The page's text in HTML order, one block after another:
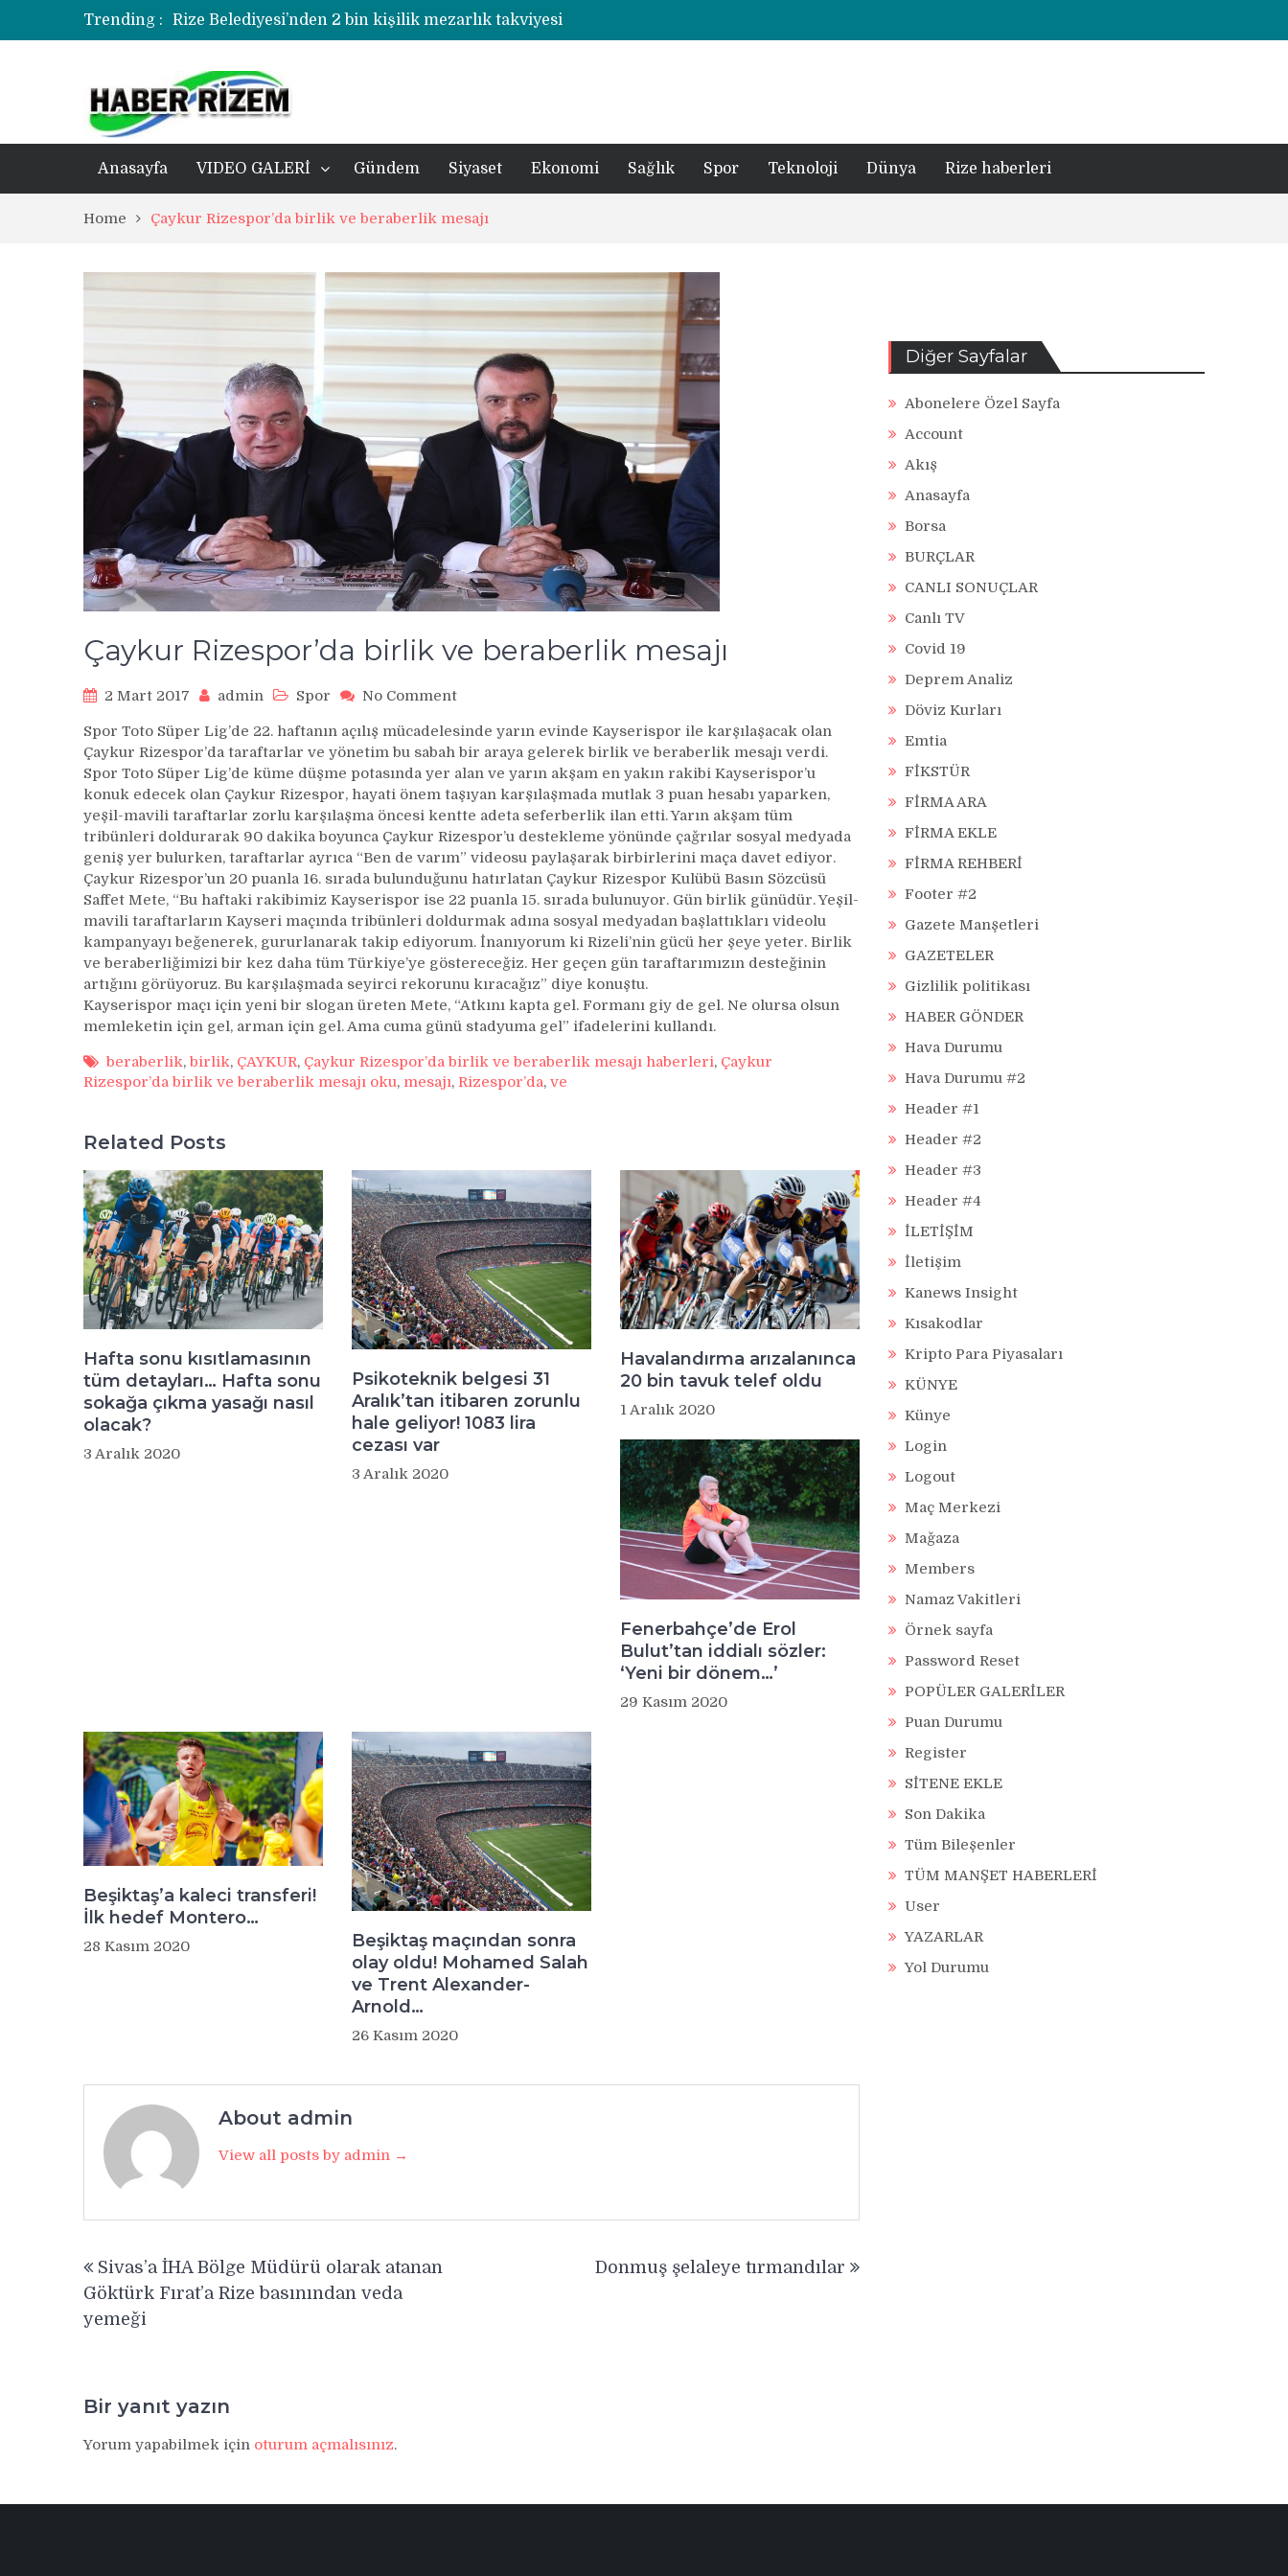
Trending :
Rize Belediyesi’nden 2 bin kişilik mezarlık takviyesi
Rize’de otizmli öğrencilerin eğitim gördüğü ahşap hobi atölyesine çarpan araç hasara neden oldu
Üzerine kale direği düşen minik futbolcu yiğit böyle uğurlandı
Rize’de uyuşturucu operasyonunda 1 şüpheli tutuklandı
Anasayfa VIDEO GALERİ Gündem Siyaset Ekonomi Sağlık Spor Teknoloji Dünya Rize haberleri
Home Çaykur Rizespor’da birlik ve beraberlik mesajı
Çaykur Rizespor’da birlik ve beraberlik mesajı
2 Mart 2017 admin Spor No Commenton
Rizespor’da
birlik
ve
beraberlik
mesajı
Spor Toto Süper Lig’de 22. haftanın açılış mücadelesinde yarın evinde Kayserispor ile karşılaşacak olan
Çaykur Rizespor’da taraftarlar ve yönetim bu sabah bir araya gelerek birlik ve beraberlik mesajı verdi.
Spor Toto Süper Lig’de küme düşme potasında yer alan ve yarın akşam en yakın rakibi Kayserispor’u
konuk edecek olan Çaykur Rizespor, hayati önem taşıyan karşılaşmada mutlak 3 puan hesabı yaparken,
yeşil-mavili taraftarlar zorlu karşılaşma öncesi kentte adeta seferberlik ilan etti. Yarın akşam tüm
tribünleri doldurarak 90 dakika boyunca Çaykur Rizespor’u destekleme yönünde çağrılar sosyal medyada
geniş yer bulurken, taraftarlar ayrıca “Ben de varım” videosu paylaşarak birbirlerini maça davet ediyor.
Çaykur Rizespor’un 20 puanla 16. sırada bulunduğunu hatırlatan Çaykur Rizespor Kulübü Basın Sözcüsü
Saffet Mete, “Bu haftaki rakibimiz Kayserispor ise 22 puanla 15. sırada bulunuyor. Gün birlik günüdür. Yeşil-
mavili taraftarların Kayseri maçında tribünleri doldurmak adına sosyal medyadan başlattıkları videolu
kampanyayı beğenerek, gururlanarak takip ediyorum. İnanıyorum ki Rizeli’nin gücü her şeye yeter. Birlik
ve beraberliğimizi bir kez daha tüm Türkiye’ye göstereceğiz. Her geçen gün taraftarımızın desteğinin
artığını görüyoruz. Bu karşılaşmada seyirci rekorunu kıracağız” diye konuştu.
Kayserispor maçı için yeni bir slogan üreten Mete, “Atkını kapta gel. Formanı giy de gel. Ne olursa olsun
memleketin için gel, arman için gel. Ama cuma günü stadyuma gel” ifadelerini kullandı.
beraberlik, birlik, ÇAYKUR, Çaykur Rizespor’da birlik ve beraberlik mesajı haberleri, Çaykur
Rizespor’da birlik ve beraberlik mesajı oku, mesajı, Rizespor’da, ve
Related Posts
Hafta sonu kısıtlamasının
tüm detayları… Hafta sonu
sokağa çıkma yasağı nasıl
olacak?
3 Aralık 2020
Psikoteknik belgesi 31
Aralık’tan itibaren zorunlu
hale geliyor! 1083 lira
cezası var
3 Aralık 2020
Havalandırma arızalanınca
20 bin tavuk telef oldu
1 Aralık 2020
Fenerbahçe’de Erol
Bulut’tan iddialı sözler:
‘Yeni bir dönem…’
29 Kasım 2020
Beşiktaş’a kaleci transferi!
İlk hedef Montero…
28 Kasım 2020
Beşiktaş maçından sonra
olay oldu! Mohamed Salah
ve Trent Alexander-
Arnold…
26 Kasım 2020
About admin
View all posts by admin →
gezinmesi
Sivas’a İHA Bölge Müdürü olarak atanan
Göktürk Fırat’a Rize basınından veda
yemeği
Donmuş şelaleye tırmandılar
Bir yanıt yazın
Yorum yapabilmek için oturum açmalısınız.
Diğer Sayfalar
Abonelere Özel Sayfa
Account
Akış
Anasayfa
Borsa
BURÇLAR
CANLI SONUÇLAR
Canlı TV
Covid 19
Deprem Analiz
Döviz Kurları
Emtia
FİKSTÜR
FİRMA ARA
FİRMA EKLE
FİRMA REHBERİ
Footer #2
Gazete Manşetleri
GAZETELER
Gizlilik politikası
HABER GÖNDER
Hava Durumu
Hava Durumu #2
Header #1
Header #2
Header #3
Header #4
İLETİŞİM
İletişim
Kanews Insight
Kısakodlar
Kripto Para Piyasaları
KÜNYE
Künye
Login
Logout
Maç Merkezi
Mağaza
Members
Namaz Vakitleri
Örnek sayfa
Password Reset
POPÜLER GALERİLER
Puan Durumu
Register
SİTENE EKLE
Son Dakika
Tüm Bileşenler
TÜM MANŞET HABERLERİ
User
YAZARLAR
Yol Durumu